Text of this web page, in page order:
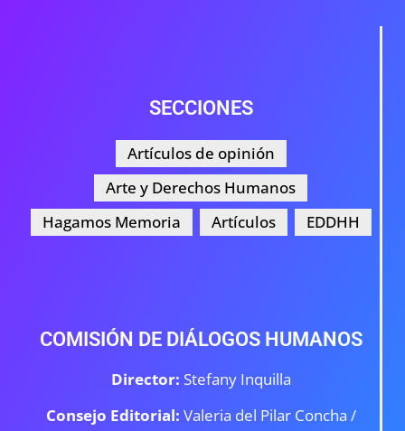
SECCIONES
Artículos de opinión
Arte y Derechos Humanos
Hagamos Memoria
Artículos EDDHH
COMISIÓN DE DIÁLOGOS HUMANOS
Director: Stefany Inquilla
Consejo Editorial: Valeria del Pilar Concha /